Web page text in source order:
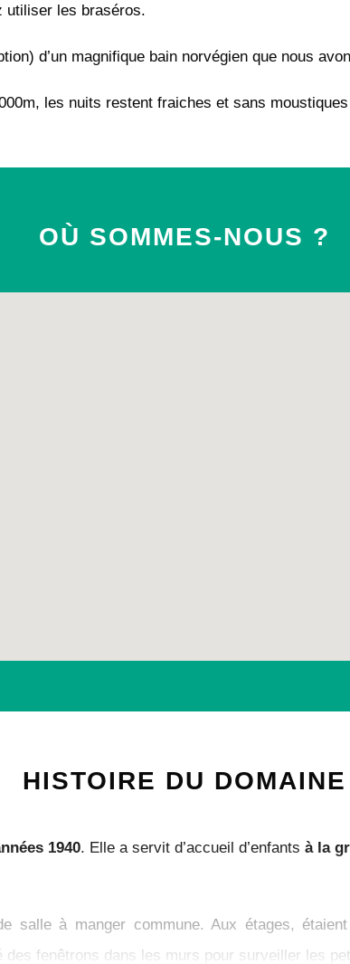
utiliser les braséros.
d’un magnifique bain norvégien que nous
les nuits restent fraiches et sans moustiques
OÙ SOMMES-NOUS ?
HISTOIRE DU DOMAINE
1940. Elle a servit d’accueil d’enfantsà la
salle à manger commune. Aux étages,
fenêtrons dans les murs pour surveiller les